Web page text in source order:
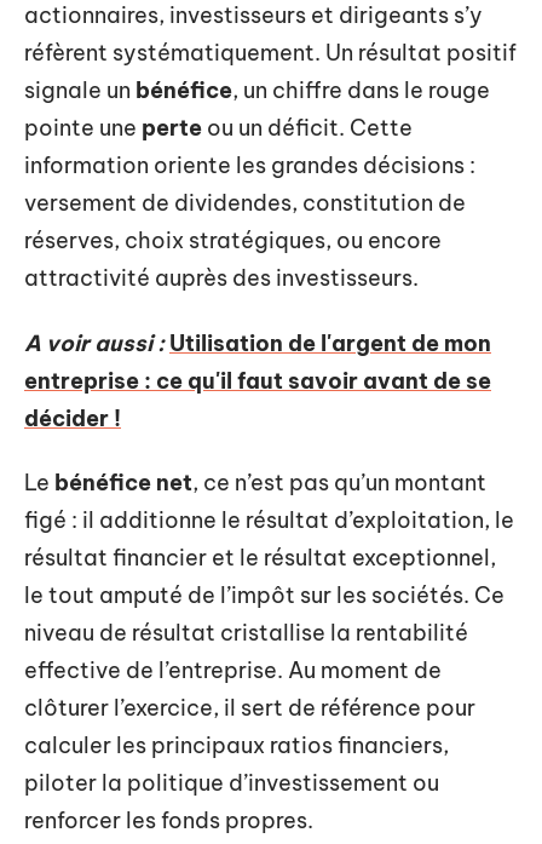
actionnaires, investisseurs et dirigeants s’y
réfèrent systématiquement. Un résultat positif
signale un bénéfice, un chiffre dans le rouge
pointe une perte ou un déficit. Cette
information oriente les grandes décisions :
versement de dividendes, constitution de
réserves, choix stratégiques, ou encore
attractivité auprès des investisseurs.
A voir aussi : Utilisation de l'argent de mon
entreprise : ce qu'il faut savoir avant de se
décider !
Le bénéfice net, ce n’est pas qu’un montant
figé : il additionne le résultat d’exploitation, le
résultat financier et le résultat exceptionnel,
le tout amputé de l’impôt sur les sociétés. Ce
niveau de résultat cristallise la rentabilité
effective de l’entreprise. Au moment de
clôturer l’exercice, il sert de référence pour
calculer les principaux ratios financiers,
piloter la politique d’investissement ou
renforcer les fonds propres.